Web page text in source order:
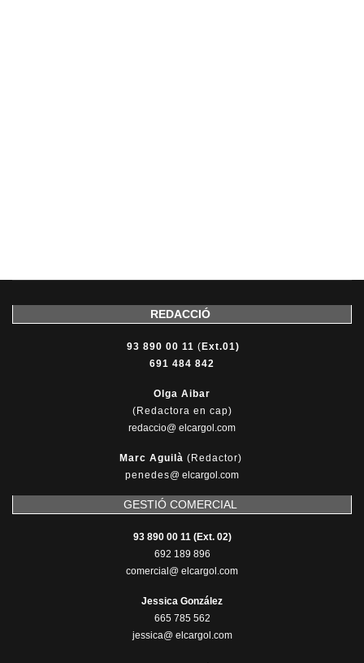
REDACCIÓ
93 890 00 11 ( Ext.01)
691 484 842
Olga Aibar
(Redactora en cap)
redaccio@ elcargol.com
Marc Aguilà (Redactor)
penedes@ elcargol.com
GESTIÓ COMERCIAL
93 890 00 11 (Ext. 02)
692 189 896
comercial@ elcargol.com
Jessica González
665 785 562
jessica@ elcargol.com